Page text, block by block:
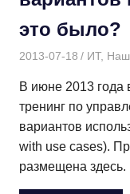
это было?
2013-07-18 Дмитрий
ИТ,
В июне 2013 года
тренинг по
вариантов
with use cases).
размещена здесь.